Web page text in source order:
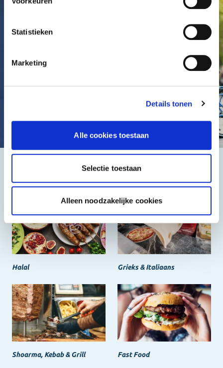
Statistieken
Marketing
Details tonen
Alle cookies toestaan
Selectie toestaan
Alleen noodzakelijke cookies
Het beste, de goedkoopste
Halal Grieks & Italiaans
Shoarma, Kebab & Grill Fast Food